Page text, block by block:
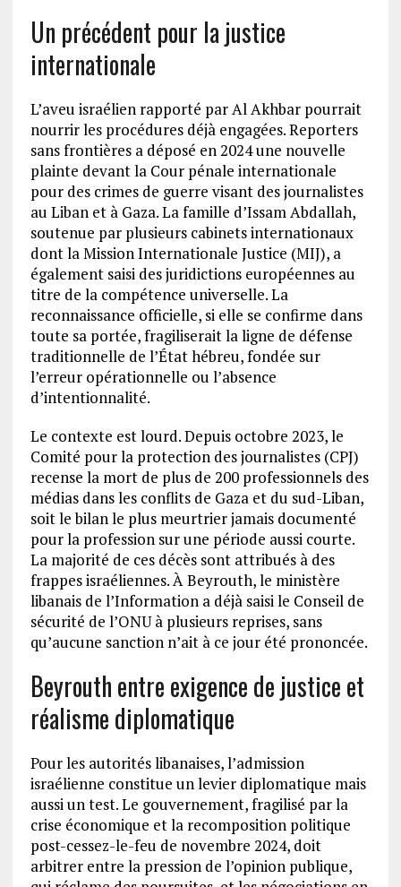
Un précédent pour la justice
internationale
L’aveu israélien rapporté par Al Akhbar pourrait
nourrir les procédures déjà engagées. Reporters
sans frontières a déposé en 2024 une nouvelle
plainte devant la Cour pénale internationale
pour des crimes de guerre visant des journalistes
au Liban et à Gaza. La famille d’Issam Abdallah,
soutenue par plusieurs cabinets internationaux
dont la Mission Internationale Justice (MIJ), a
également saisi des juridictions européennes au
titre de la compétence universelle. La
reconnaissance officielle, si elle se confirme dans
toute sa portée, fragiliserait la ligne de défense
traditionnelle de l’État hébreu, fondée sur
l’erreur opérationnelle ou l’absence
d’intentionnalité.
Le contexte est lourd. Depuis octobre 2023, le
Comité pour la protection des journalistes (CPJ)
recense la mort de plus de 200 professionnels des
médias dans les conflits de Gaza et du sud-Liban,
soit le bilan le plus meurtrier jamais documenté
pour la profession sur une période aussi courte.
La majorité de ces décès sont attribués à des
frappes israéliennes. À Beyrouth, le ministère
libanais de l’Information a déjà saisi le Conseil de
sécurité de l’ONU à plusieurs reprises, sans
qu’aucune sanction n’ait à ce jour été prononcée.
Beyrouth entre exigence de justice et
réalisme diplomatique
Pour les autorités libanaises, l’admission
israélienne constitue un levier diplomatique mais
aussi un test. Le gouvernement, fragilisé par la
crise économique et la recomposition politique
post-cessez-le-feu de novembre 2024, doit
arbitrer entre la pression de l’opinion publique,